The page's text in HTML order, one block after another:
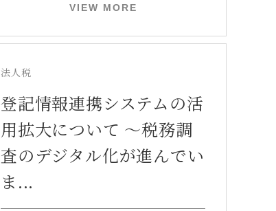
VIEW MORE
法人税
登記情報連携システムの活
用拡大について ～税務調
査のデジタル化が進んでい
ま...